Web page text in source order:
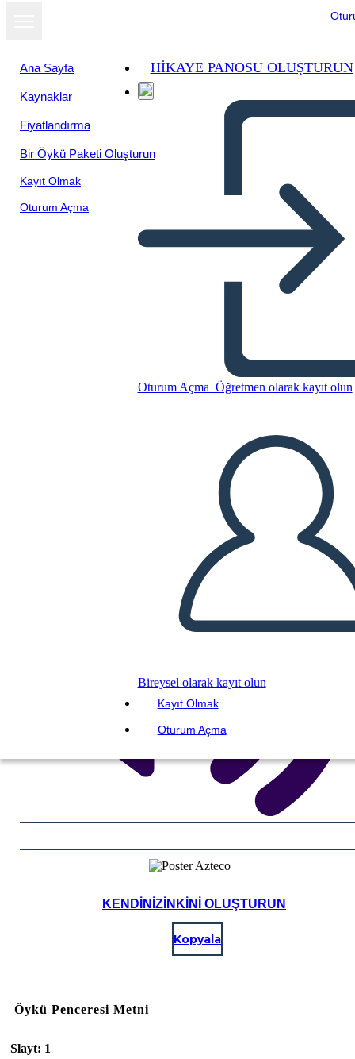
Ana Sayfa
Kaynaklar
Fiyatlandırma
Bir Öykü Paketi Oluşturun
Kayıt Olmak
Oturum Açma
HIKAYE PANOSU OLUŞTURUN
Oturum Açma Öğretmen olarak kayıt olun
Bireysel olarak kayıt olun
Kayıt Olmak
Oturum Açma
BİR HİKAYE PANOSU OLUŞTUR
SLAYT GÖSTERİSİNİ OYNAT
BENİ OKU
KENDINIZINKINI OLUŞTURUN
Kopyala
Öykü Penceresi Metni
Slayt: 1